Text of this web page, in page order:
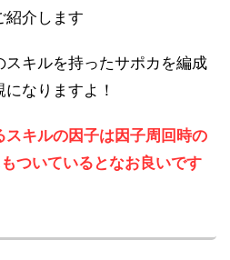
紹介します
キルを持ったサポカを編成
なりますよ！
スキルの因子は因子周回時の
ついているとなお良いです